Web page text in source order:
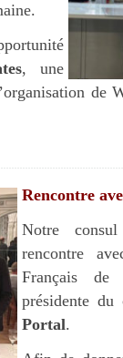
, une
de
Rencontre
Notre
rencontre
Français
présidente
Portal.